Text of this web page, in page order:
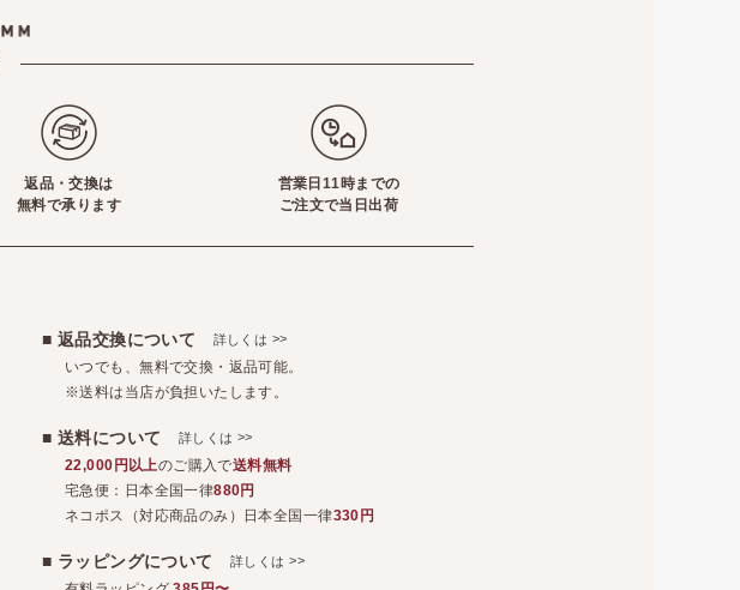
返品・交換は
無料で承ります
営業日11時までの
ご注文で当日出荷
■ 返品交換について 詳しくは >>
いつでも、無料で交換・返品可能。
※送料は当店が負担いたします。
■ 送料について 詳しくは >>
22,000円以上のご購入で送料無料
宅急便：日本全国一律880円
ネコポス（対応商品のみ）日本全国一律330円
■ ラッピングについて詳しくは>>